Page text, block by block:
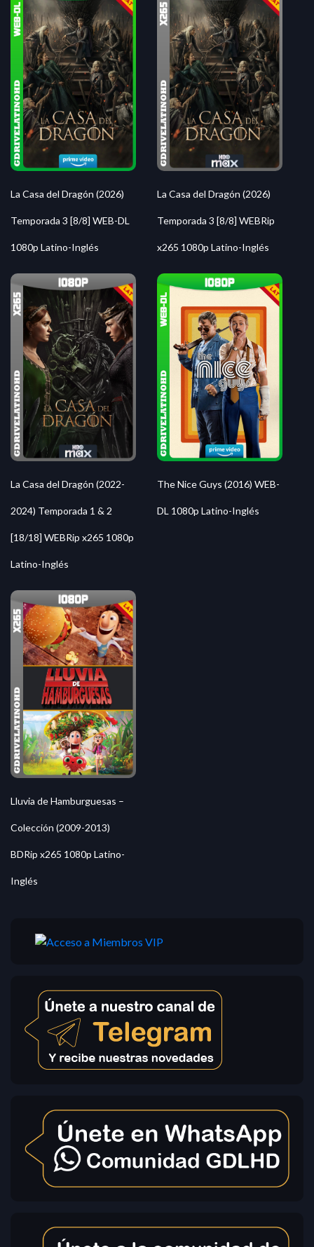
La Casa del Dragón (2026)
Temporada 3 [8/8] WEB-DL
1080p Latino-Inglés
La Casa del Dragón (2026)
Temporada 3 [8/8] WEBRip
x265 1080p Latino-Inglés
La Casa del Dragón (2022-
2024) Temporada 1 & 2
[18/18] WEBRip x265 1080p
Latino-Inglés
The Nice Guys (2016) WEB-
DL 1080p Latino-Inglés
Lluvia de Hamburguesas –
Colección (2009-2013)
BDRip x265 1080p Latino-
Inglés